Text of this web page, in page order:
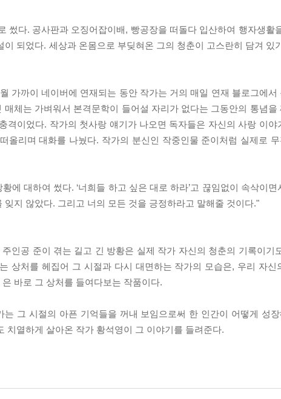
썼다. 공사판과 오징어잡이배, 빵공장을 떠돌다 입산하여 행자생활
되었다. 세상과 온몸으로 부딪혀온 그의 청춘이 고스란히 담겨 있
가까이 네이버에 연재되는 동안 작가는 거의 매일 연재 블로그에서
체는 가벼워서 본격문학이 들어설 자리가 없다는 그동안의 통념을
격이었다. 작가의 첫사랑 얘기가 나오면 독자들은 자신의 사랑 이야
올리며 대화를 나눴다. 작가의 분신인 작중인물 준이처럼 실제로 무
에 대하여 썼다. ‘너희들 하고 싶은 대로 하라’고 끊임없이 속삭이면
지 않았다. 그리고 너의 모든 것을 긍정하라고 말해줄 것이다."
인공 준이 겪는 길고 긴 방황은 실제 작가 자신의 청춘의 기록이기
상처를 헤집어 그 시절과 다시 대면하는 작가의 모습은, 우리 자신
바로 그 상처를 들여다보는 작품이다.
그 시절의 아픈 기억들을 꺼내 보임으로써 한 인간이 어떻게 성
치열하게 살아온 작가 황석영이 그 이야기를 들려준다.